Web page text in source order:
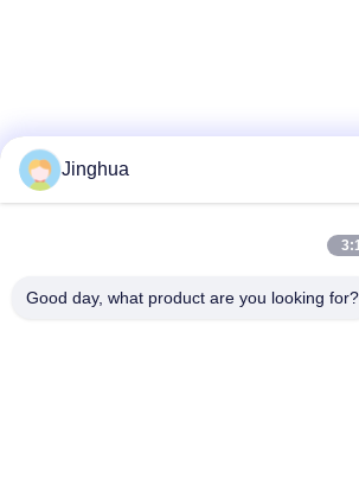
Jinghua
Good day, what product are you looking for?